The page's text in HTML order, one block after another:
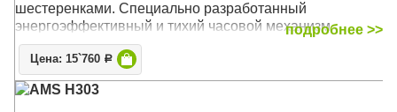
шестеренками. Специально разработанный
энергоэффективный и тихий часовой механизм
Настольные часы London Clock Co. разработанные
креативными британскими дизайнерами компании LC
Designs. Оригинальный дизайн часов был удостоен
подробнее >>
Цена: 15`760 Р
AMS H303